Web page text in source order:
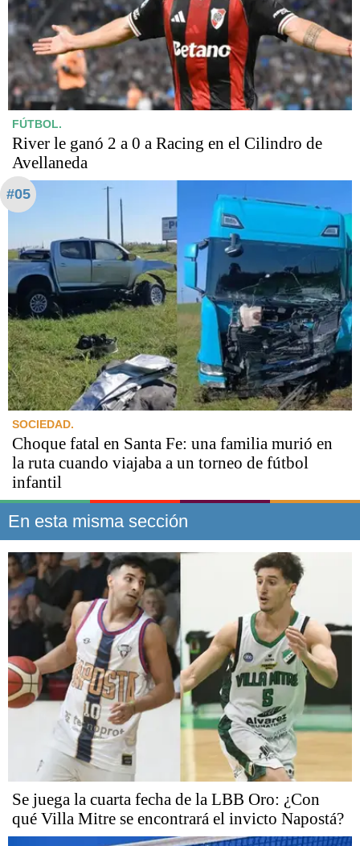
FÚTBOL.
River le ganó 2 a 0 a Racing en el Cilindro de
Avellaneda
#05
SOCIEDAD.
Choque fatal en Santa Fe: una familia murió en
la ruta cuando viajaba a un torneo de fútbol
infantil
En esta misma sección
Se juega la cuarta fecha de la LBB Oro: ¿Con
qué Villa Mitre se encontrará el invicto Napostá?